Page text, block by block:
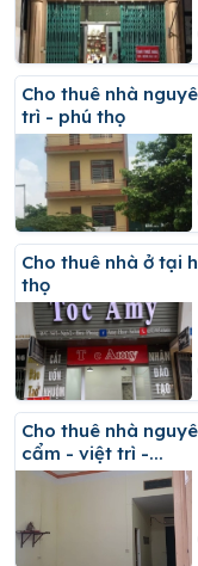
Cho thuê nhà nguyên căn 5 tầng tại minh phương - việt
trì - phú thọ
Cho thuê nhà ở tại hoà phong - gia cầm- việt trì - phú
thọ
Cho thuê nhà nguyên căn tại đại lộ hùng vương - gia
cẩm - việt trì -...